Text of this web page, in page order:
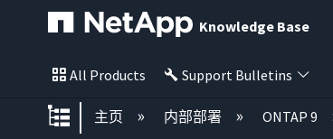
Knowledge Base
All Products Support Bulletins
扩展/隐缩全局层次
主页 内部部署 ONTAP 9